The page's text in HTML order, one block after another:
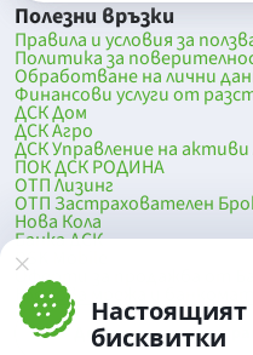
Настоящият
бисквитки
Полезни връзки
Правила и условия за
Политика за
Обработване на лични
Финансови услуги от
ДСК Дом
ДСК Агро
ДСК Управление на
ПОК ДСК РОДИНА
ОТП Лизинг
ОТП Застрахователен
Нова Кола
Банка ДСК
DSK Mobile
Оферти за продажба от
Клонова мрежа и банкомати
До началото на